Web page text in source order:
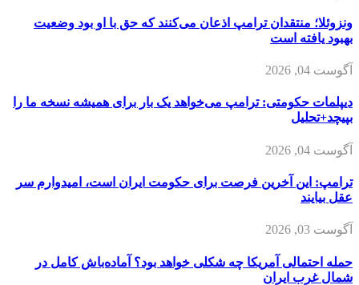
ونزوئلا؛ منتقدان ترامپ اذعان می‌کنند که حق با او بود وضعیت
بهبود یافته است
آگوست 04, 2026
دیپلمات حکومتی: ترامپ می‌خواهد یک بار برای همیشه نسخه ما را
بپیچد+تحلیل
آگوست 04, 2026
ترامپ: این آخرین فرصت برای حکومت ایران است، امیدوارم سر
عقل بیایند
آگوست 03, 2026
حمله احتمالی آمریکا چه شکلی خواهد بود؟ آماده‌باش کامل در
شمال غرب ایران